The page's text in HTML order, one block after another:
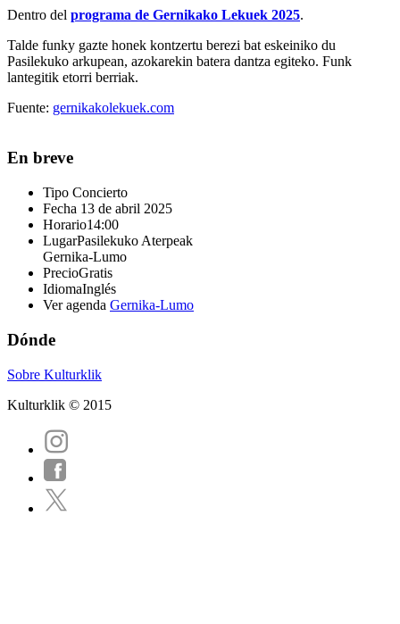
Dentro del programa de Gernikako Lekuek 2025.
Talde funky gazte honek kontzertu berezi bat eskeiniko du
Pasilekuko arkupean, azokarekin batera dantza egiteko. Funk
lantegitik etorri berriak.
Fuente: gernikakolekuek.com
En breve
Tipo Concierto
Fecha 13 de abril 2025
Horario14:00
LugarPasilekuko Aterpeak
Gernika-Lumo
PrecioGratis
IdiomaInglés
Ver agenda Gernika-Lumo
Dónde
Sobre Kulturklik
Kulturklik © 2015